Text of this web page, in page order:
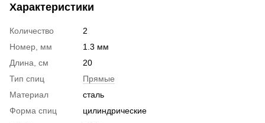
Характеристики
Количество
2
Номер, мм
1.3 мм
Длина, см
20
Тип спиц
Прямые
Материал
сталь
Форма спиц
цилиндрические